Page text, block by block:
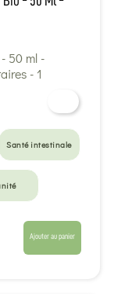
Santé intestinale
Ajouter au panier